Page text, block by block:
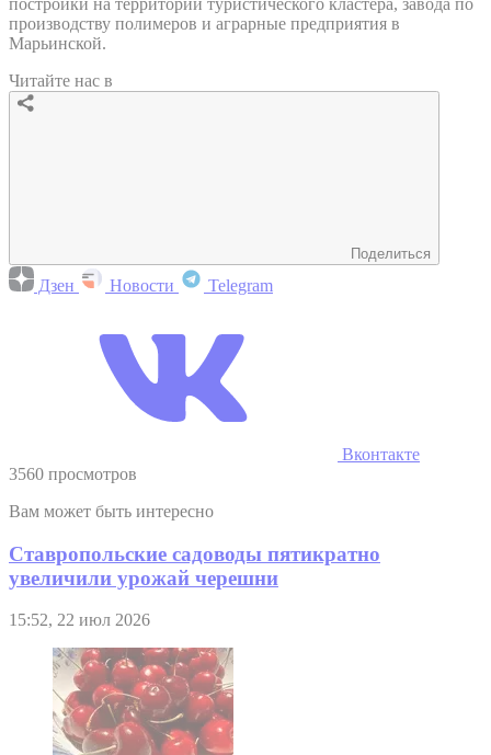
производству полимеров и аграрные предприятия в
Марьинской.
Читайте нас в
Поделиться
Дзен Новости Telegram
Вконтакте
3560 просмотров
Вам может быть интересно
Ставропольские садоводы пятикратно
увеличили урожай черешни
15:52, 22 июл 2026